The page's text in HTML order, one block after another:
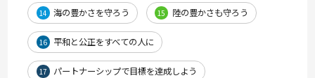
14 海の豊かさを守ろう 15 陸の豊かさも守ろう
16 平和と公正をすべての人に
17 パートナーシップで目標を達成しよう